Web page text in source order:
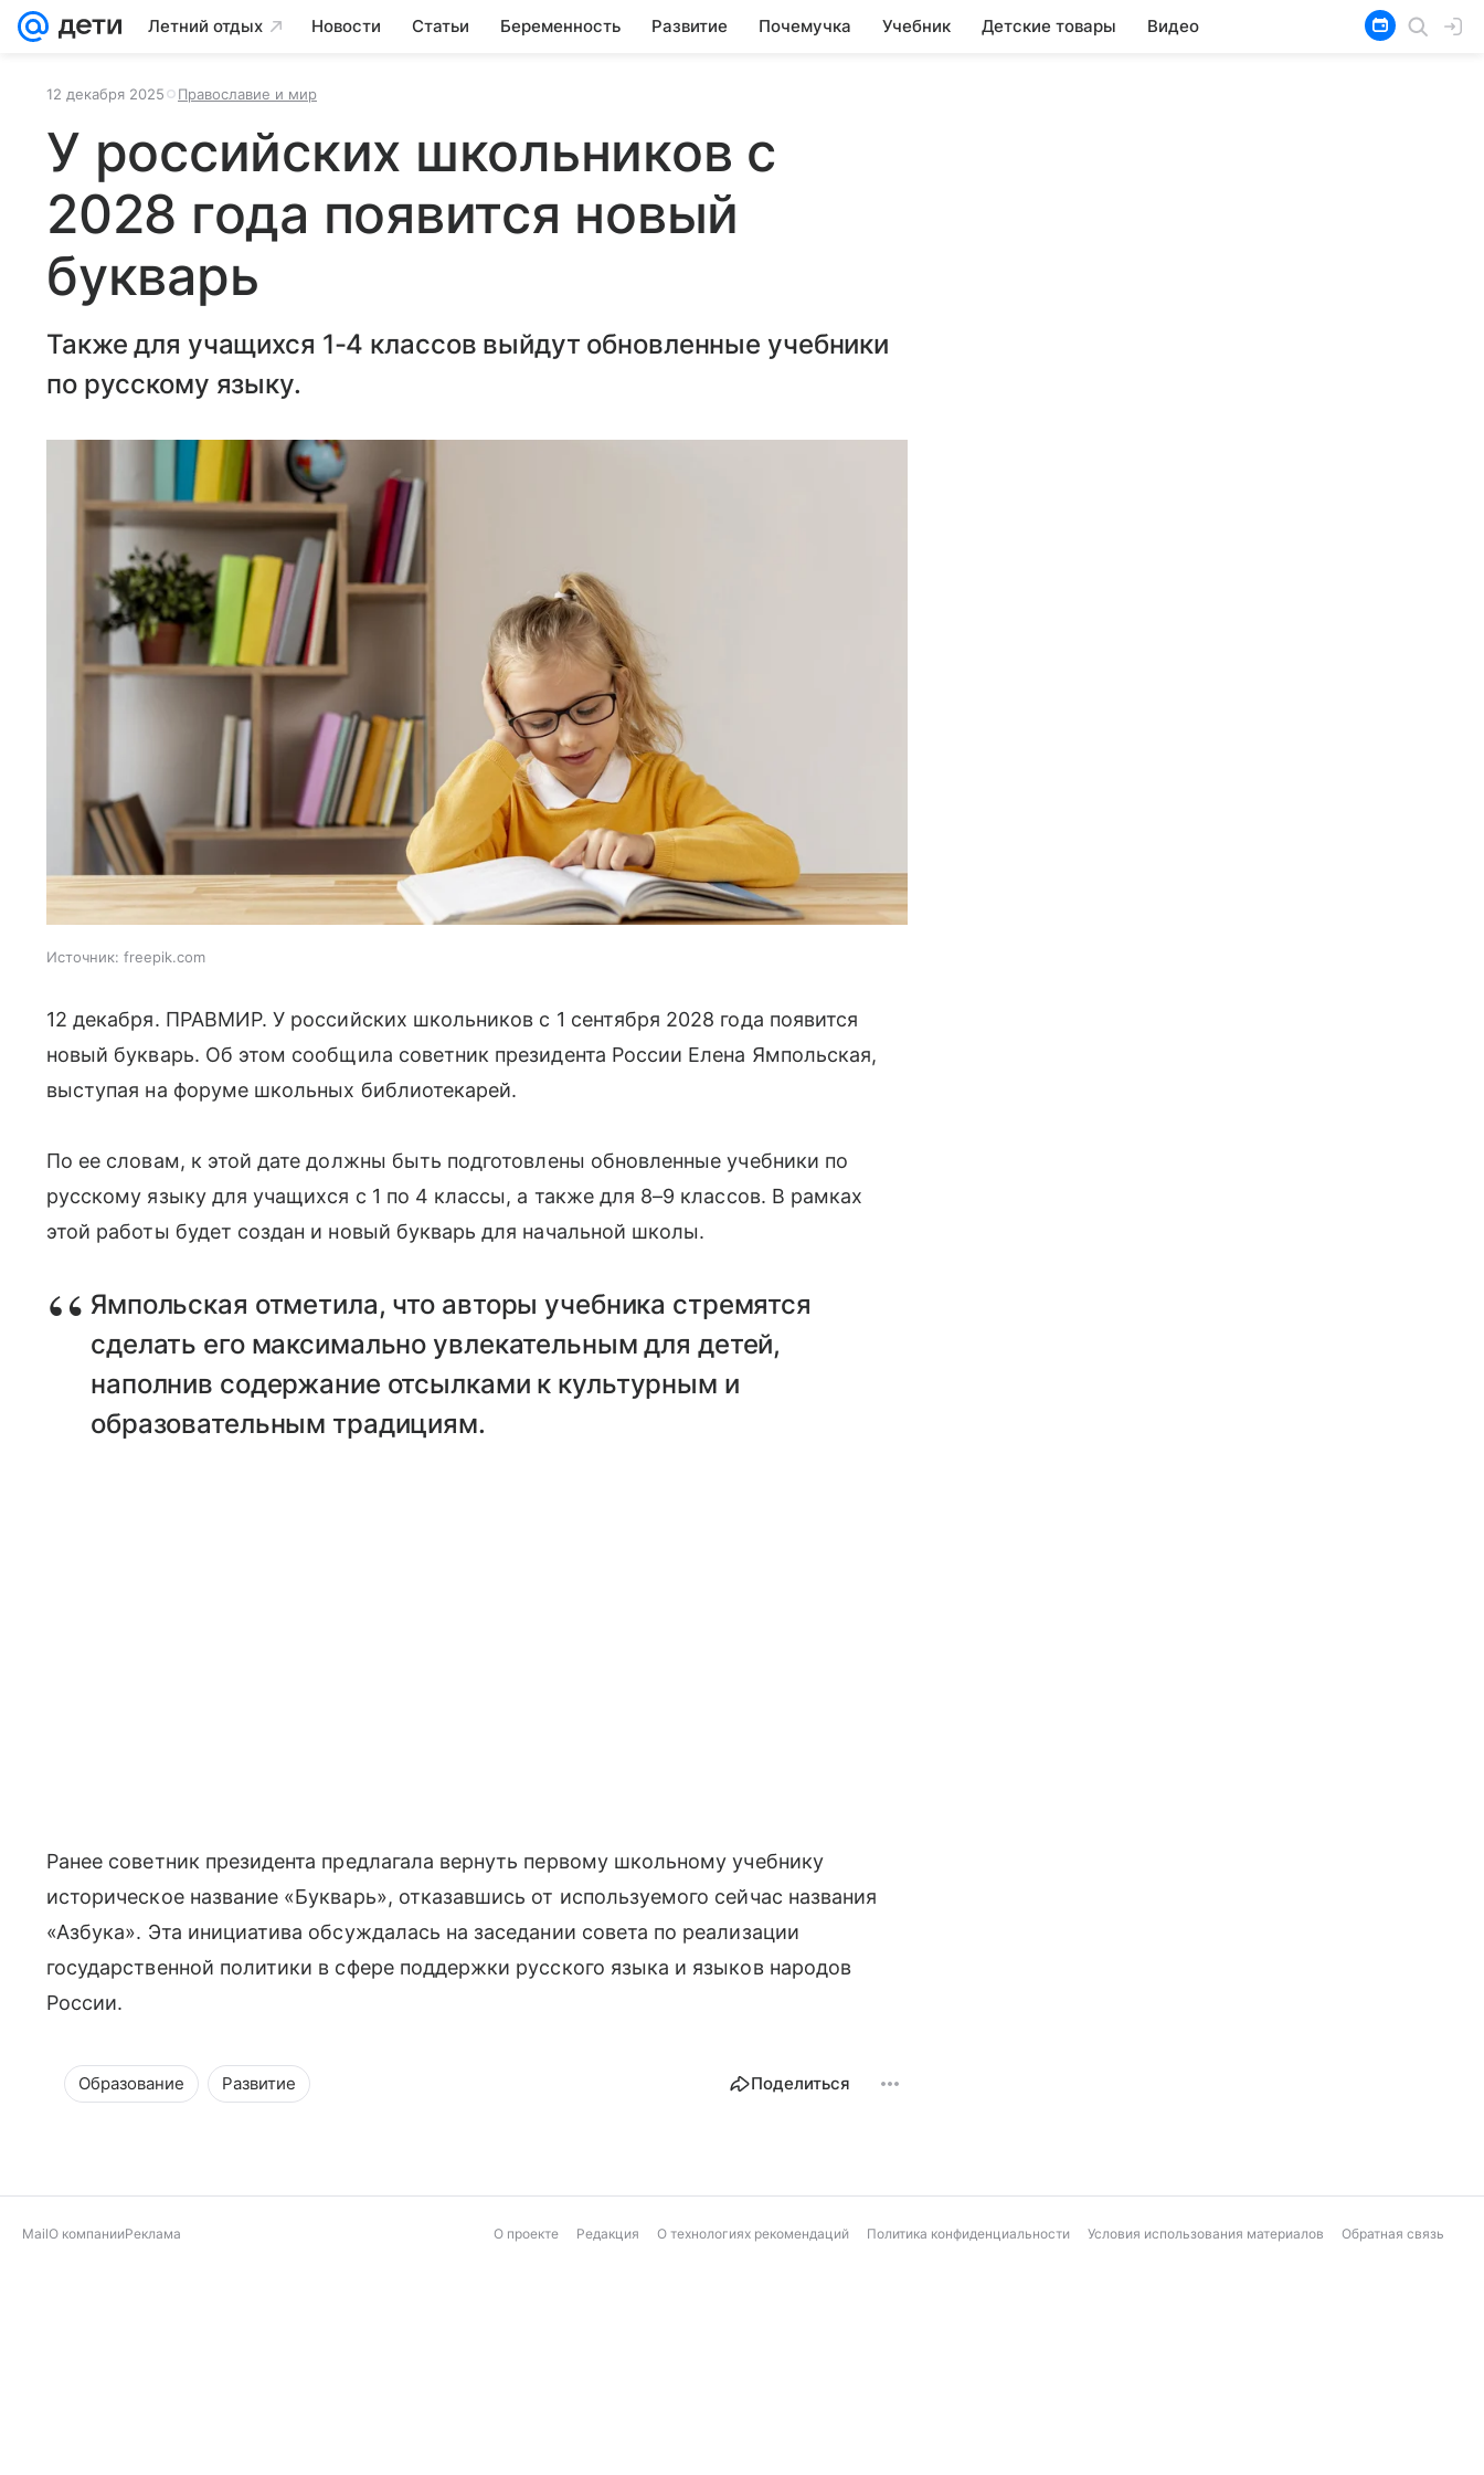
Летний отдых Новости Статьи Беременность Развитие Почемучка Учебник Детские товары Видео
12 декабря 2025 Православие и мир
У российских школьников с
2028 года появится новый
букварь
Также для учащихся 1-4 классов выйдут обновленные учебники
по русскому языку.
Источник: freepik.com
12 декабря. ПРАВМИР. У российских школьников с 1 сентября 2028 года появится
новый букварь. Об этом сообщила советник президента России Елена Ямпольская,
выступая на форуме школьных библиотекарей.
По ее словам, к этой дате должны быть подготовлены обновленные учебники по
русскому языку для учащихся с 1 по 4 классы, а также для 8–9 классов. В рамках
этой работы будет создан и новый букварь для начальной школы.
Ямпольская отметила, что авторы учебника стремятся
сделать его максимально увлекательным для детей,
наполнив содержание отсылками к культурным и
образовательным традициям.
Ранее советник президента предлагала вернуть первому школьному учебнику
историческое название «Букварь», отказавшись от используемого сейчас названия
«Азбука». Эта инициатива обсуждалась на заседании совета по реализации
государственной политики в сфере поддержки русского языка и языков народов
России.
Образование Развитие Поделиться
MailО компанииРеклама О проекте Редакция О технологиях рекомендаций Политика конфиденциальности Условия использования материалов Обратная связь